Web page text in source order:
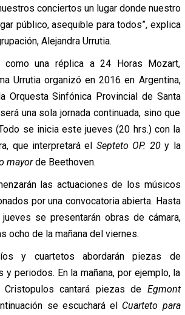
conciertos un lugar donde nuestro
público, asequible para todos”, explica
Alejandra Urrutia.
como una réplica a 24 Horas Mozart,
Urrutia organizó en 2016 en Argentina,
Orquesta Sinfónica Provincial de Santa
una sola jornada continuada, sino que
se inicia este jueves (20 hrs.) con la
que interpretará el Septeto OP. 20y la
mayorde Beethoven.
las actuaciones de los músicos
por una convocatoria abierta. Hasta
se presentarán obras de cámara,
ocho de la mañana del viernes.
y cuartetos abordarán piezas de
periodos. En la mañana, por ejemplo, la
Cristopulos cantará piezas de Egmont
se escuchará el Cuarteto para